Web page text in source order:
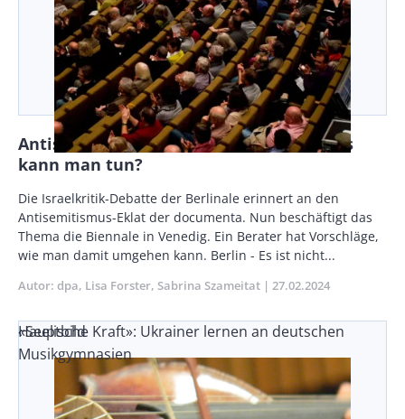
Antisemitische Eklats in der Kultur - Was
kann man tun?
Body
Die Israelkritik-Debatte der Berlinale erinnert an den
Antisemitismus-Eklat der documenta. Nun beschäftigt das
Thema die Biennale in Venedig. Ein Berater hat Vorschläge,
wie man damit umgehen kann. Berlin - Es ist nicht...
Autor dpa Lisa Forster Sabrina Szameitat Publikationsdatum
27.02.2024
«Seelische Kraft»: Ukrainer lernen an deutschen
Musikgymnasien
Hauptbild